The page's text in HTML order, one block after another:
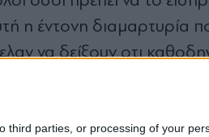
third parties, or processing of your
η έντονη διαμαρτυρία
να δείξουν οτι